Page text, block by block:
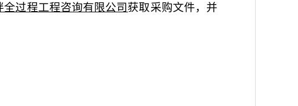
全过程工程咨询有限公司获取采购文件，并